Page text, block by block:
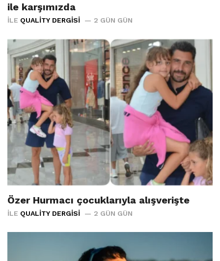
ile karşımızda
İLE QUALITY DERGISI 2 GÜN GÜN
Özer Hurmacı çocuklarıyla alışverişte
İLE QUALITY DERGISI 2 GÜN GÜN